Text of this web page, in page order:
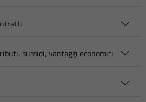
sussidi, vantaggi economici